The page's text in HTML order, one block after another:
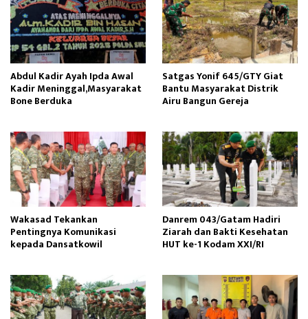
Abdul Kadir Ayah Ipda Awal
Kadir Meninggal,Masyarakat
Bone Berduka
Satgas Yonif 645/GTY Giat
Bantu Masyarakat Distrik
Airu Bangun Gereja ‎
Wakasad Tekankan
Pentingnya Komunikasi
kepada Dansatkowil
Danrem 043/Gatam Hadiri
Ziarah dan Bakti Kesehatan
HUT ke-1 Kodam XXI/RI